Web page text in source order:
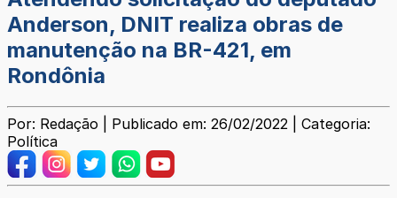
Anderson, DNIT realiza obras de
manutenção na BR-421, em
Rondônia
Por: Redação | Publicado em: 26/02/2022 | Categoria:
Política